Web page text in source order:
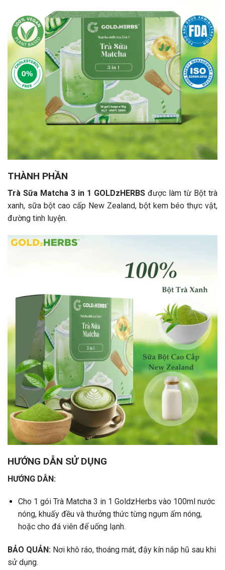
THÀNH PHẦN
Trà Sữa Matcha 3 in 1 GOLDzHERBS được làm từ Bột trà
xanh, sữa bột cao cấp New Zealand, bột kem béo thực vật,
đường tinh luyện.
HƯỚNG DẪN SỬ DỤNG
HƯỚNG DẪN:
Cho 1 gói Trà Matcha 3 in 1 GoldzHerbs vào 100ml nước
nóng, khuấy đều và thưởng thức từng ngụm ấm nóng,
hoặc cho đá viên để uống lạnh.
BẢO QUẢN: Nơi khô ráo, thoáng mát, đậy kín nắp hũ sau khi
sử dụng.